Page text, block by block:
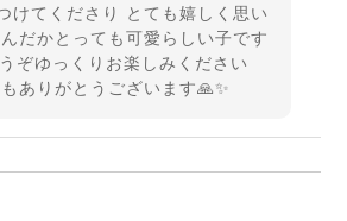
けてくださり とても嬉しく思い
だかとっても可愛らしい子です
ぞゆっくりお楽しみください
ありがとうございます🙏✨